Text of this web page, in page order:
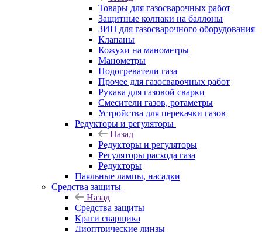
Товары для газосварочных работ
Защитные колпаки на баллоны
ЗИП для газосварочного оборудования
Клапаны
Кожухи на манометры
Манометры
Подогреватели газа
Прочее для газосварочных работ
Рукава для газовой сварки
Смесители газов, ротаметры
Устройства для перекачки газов
Редукторы и регуляторы
Назад
Редукторы и регуляторы
Регуляторы расхода газа
Редукторы
Паяльные лампы, насадки
Средства защиты
Назад
Средства защиты
Краги сварщика
Диоптрические линзы